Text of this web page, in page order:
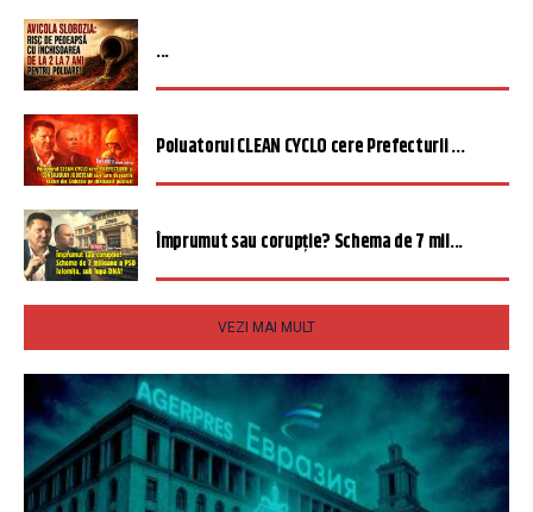
...
Poluatorul CLEAN CYCLO cere Prefecturii ...
Împrumut sau corupție? Schema de 7 mil...
VEZI MAI MULT